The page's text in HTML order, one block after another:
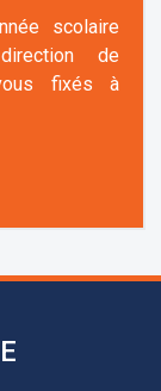
scolaire
de
fixés à